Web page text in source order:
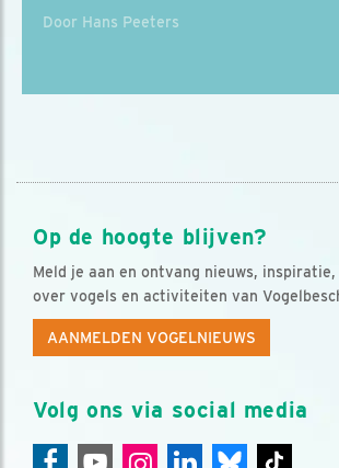
Door Hans Peeters
Op de hoogte blijven?
Meld je aan en ontvang nieuws,
over vogels en activiteiten van
AANMELDEN VOGELNIEUWS
Volg ons via social media